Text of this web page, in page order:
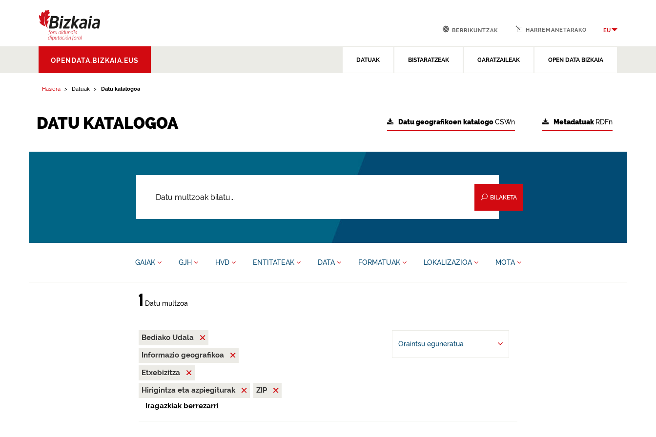
Aldundia.Diputacion
Foral de Bizkaia
OPENDATA.BIZKAIA.EUS DATUAK BISTARATZEAK GARATZAILEAK OPEN DATA BIZKAIA
BERRIKUNTZAK HARREMANETARAKO EU
Hasiera Datuak Datu katalogoa
DATU KATALOGOA Metadatuak RDFn
Datu geografikoen katalogoCSWn
BILAKETA
GAIAK GJH HVD ENTITATEAK DATA FORMATUAK LOKALIZAZIOA MOTA
1 Datu multzoa
Bediako Udala
Informazio geografikoa
Etxebizitza
Hirigintza eta azpiegiturak
ZIP
Iragazkiak berrezarri
Oraintsu eguneratua